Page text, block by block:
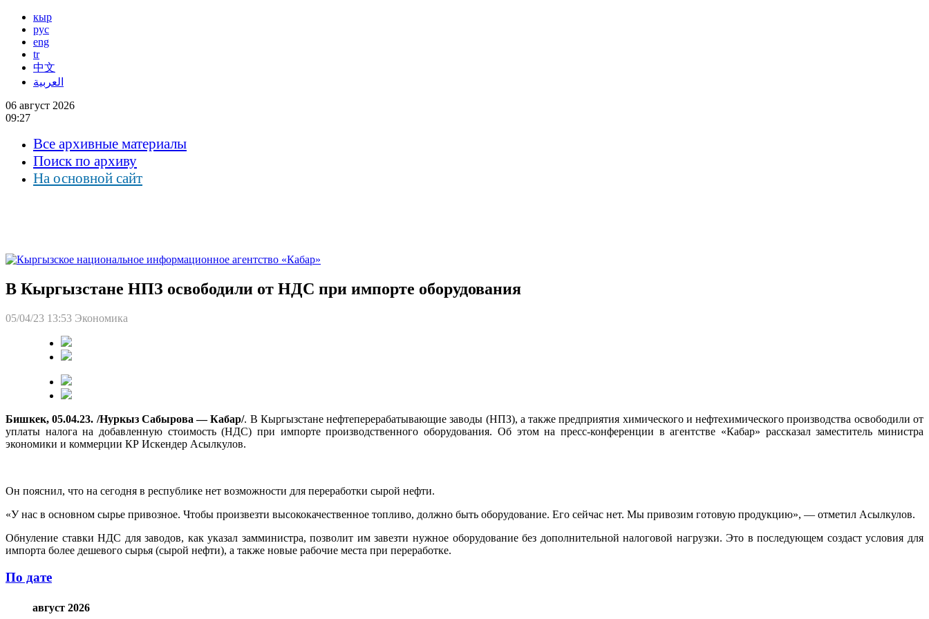
кыр
рус
eng
tr
中文
العربية
06 август 2026
09:27
Все архивные материалы
Поиск по архиву
На основной сайт
В Кыргызстане НПЗ освободили от НДС при импорте оборудования
05/04/23 13:53 Экономика
Бишкек, 05.04.23. /Нуркыз Сабырова — Кабар/. В Кыргызстане нефтеперерабатывающие заводы (НПЗ), а также предприятия химического и нефтехимического производства освободили от
уплаты налога на добавленную стоимость (НДС) при импорте производственного оборудования. Об этом на пресс-конференции в агентстве «Кабар» рассказал заместитель министра
экономики и коммерции КР Искендер Асылкулов.
Он пояснил, что на сегодня в республике нет возможности для переработки сырой нефти.
«У нас в основном сырье привозное. Чтобы произвезти высококачественное топливо, должно быть оборудование. Его сейчас нет. Мы привозим готовую продукцию», — отметил Асылкулов.
Обнуление ставки НДС для заводов, как указал замминистра, позволит им завезти нужное оборудование без дополнительной налоговой нагрузки. Это в последующем создаст условия для
импорта более дешевого сырья (сырой нефти), а также новые рабочие места при переработке.
По дате
август 2026